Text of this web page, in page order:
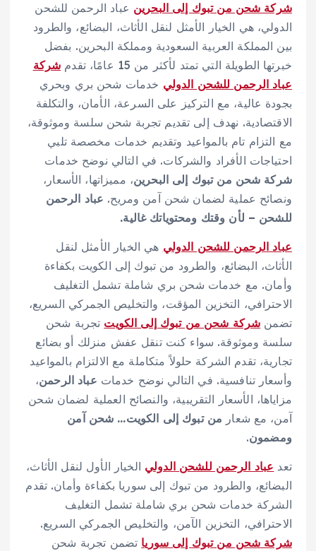
شركة شحن من تبوك إلى البحرين عباد الرحمن للشحن
الدولي، هي الخيار الأمثل لنقل الأثاث، البضائع، والطرود
بين المملكة العربية السعودية ومملكة البحرين. بفضل
خبرتها الطويلة التي تمتد لأكثر من 15 عامًا، تقدم
شركة
عباد الرحمن للشحن الدولي خدمات شحن بري وبحري
بجودة عالية، مع التركيز على السرعة، الأمان، والتكلفة
الاقتصادية. نهدف إلى تقديم تجربة شحن سلسة وموثوقة،
مع التزام تام بالمواعيد وتقديم خدمات مخصصة تلبي
احتياجات الأفراد والشركات. في التالي نوضح خدمات
شركة شحن من تبوك إلى البحرين، مميزاتها، الأسعار،
ونصائح عملية لضمان شحن آمن ومريح. عباد الرحمن
للشحن – لأن وقتك ومحتوياتك غالية.
عباد الرحمن للشحن الدولي هي الخيار الأمثل لنقل
الأثاث، البضائع، والطرود من تبوك إلى الكويت بكفاءة
وأمان. مع خدمات شحن بري شاملة تشمل التغليف
الاحترافي، التخزين المؤقت، والتخليص الجمركي السريع،
تضمن شركة شحن من تبوك إلى الكويت تجربة شحن
سلسة وموثوقة. سواء كنت تنقل عفش منزلك أو بضائع
تجارية، تقدم الشركة حلولاً متكاملة مع الالتزام بالمواعيد
وأسعار تنافسية. في التالي نوضح خدمات عباد الرحمن،
مزاياها، الأسعار التقريبية، والنصائح العملية لضمان شحن
آمن، مع شعار من تبوك إلى الكويت… شحن آمن
ومضمون.
تعد عباد الرحمن للشحن الدولي الخيار الأول لنقل الأثاث،
البضائع، والطرود من تبوك إلى سوريا بكفاءة وأمان. تقدم
الشركة خدمات شحن بري شاملة تشمل التغليف
الاحترافي، التخزين الآمن، والتخليص الجمركي السريع.
شركة شحن من تبوك إلى سوريا تضمن تجربة شحن